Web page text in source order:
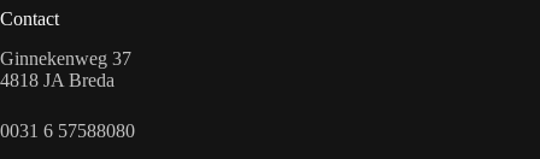
Contact
Ginnekenweg 37
4818 JA Breda
0031 6 57588080